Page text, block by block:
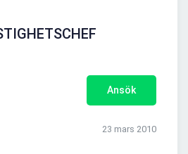
Ansök
23 mars 2010